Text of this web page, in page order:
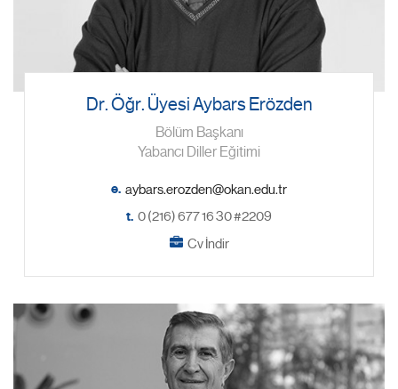
Dr. Öğr. Üyesi Aybars Erözden
Bölüm Başkanı
Yabancı Diller Eğitimi
e.
t. 0 (216) 677 16 30 #2209
Cv İndir